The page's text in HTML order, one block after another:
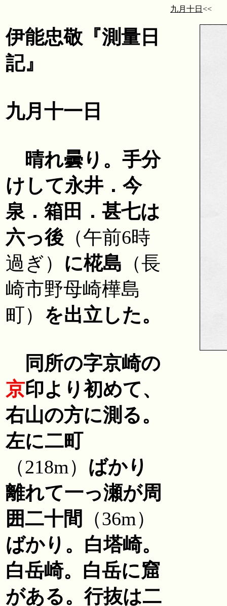
九月十日
伊能忠敬『測量日
記』
九月十一日
晴れ曇り。手分
けして永井．今
泉．箱田．甚七は
六っ後 （午前6時
過ぎ） に椛島 （長
崎市野母崎樺島
町） を出立した。
同所の字京崎の
京印より初めて、
右山の方に測る。
左に二町
（218m） ばかり
離れて一っ瀬が周
囲二十間
（36m）
ばかり。白塔崎。
白岳崎。白岳に窟
がある。行抜は二